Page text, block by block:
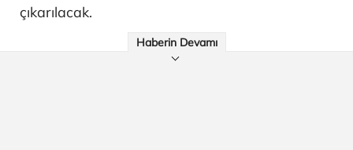
çıkarılacak.
Haberin Devamı